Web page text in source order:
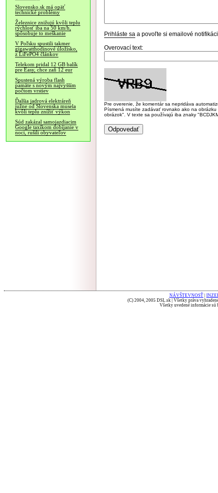
Slovensko.sk má opäť
technické problémy
Železnice znižujú kvôli teplu
rýchlosť iba na 50 km/h,
spôsobuje to meškanie
V Poľsku spustili takmer
gigawatthodinové úložisko,
z LiFePO4 článkov
Telekom pridal 12 GB balík
pre Easy, chce zaň 12 eur
Spustená výroba flash
pamäte s novým najvyšším
počtom vrstiev
Ďalšia jadrová elektráreň
južne od Slovenska musela
kvôli teplu znížiť výkon
Súd zakázal samojazdiacim
Google taxíkom dobíjanie v
noci, rušili obyvateľov
Prihláste sa a povoľte si emailové
Overovací text:
Pre overenie, že komentár sa nepridáva
Písmená musíte zadávať rovnako ako na
obrázok". V texte sa používajú iba znaky
NÁVŠTEVNOSŤ
(C) 2004, 2005 DSL.sk | Všetky práva
Všetky uvedené informácie sú